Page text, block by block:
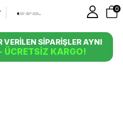
0
SİPARİŞLER AYNI
ÜCRETSİZ KARGO!